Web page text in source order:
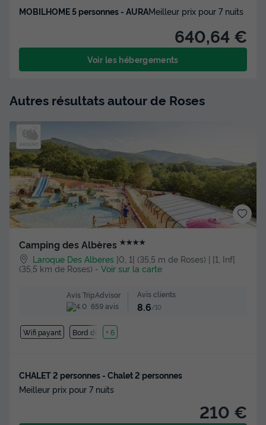
MOBILHOME 5 personnes - AURAMeilleur prix pour 7 nuits
640,64 €
Voir les hébergements
Autres résultats autour de Roses
Camping des Albères ★★★★
Laroque Des Alberes ]0, 1[ (35,5 m de Roses) | [1, Inf[
(35,5 km de Roses) - Voir sur la carte
Avis TripAdvisor
659 avis
Avis clients
8.6/10
Wifi payant Bord de mer
+ 6
CHALET 2 personnes - Chalet 2 personnes
Meilleur prix pour 7 nuits
210 €